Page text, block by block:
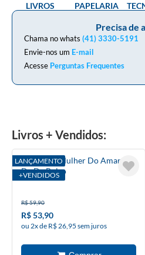
Precisa de
Chama no whats (41) 3330-5191
Envie-nos um E-mail
Acesse Perguntas Frequentes
LIVROS PAPELARIA
Livros + Vendidos:
LANÇAMENTO
+VENDIDOS
Supergirl: Mulher Do Amanhã -
Dc De Bolso
R$ 59,90
R$ 53,90
ou 2x de R$ 26,95 sem juros